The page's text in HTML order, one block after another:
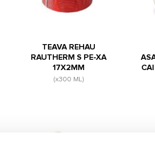
TEAVA REHAU
RAUTHERM S PE-XA
17X2MM
(x300 ML)